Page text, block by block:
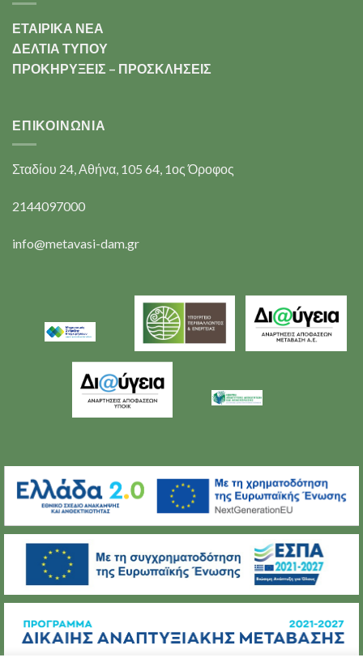
ΕΤΑΙΡΙΚΑ ΝΕΑ
ΔΕΛΤΙΑ ΤΥΠΟΥ
ΠΡΟΚΗΡΥΞΕΙΣ – ΠΡΟΣΚΛΗΣΕΙΣ
ΕΠΙΚΟΙΝΩΝΊΑ
Σταδίου 24, Αθήνα, 105 64, 1ος Όροφος
2144097000
info@metavasi-dam.gr